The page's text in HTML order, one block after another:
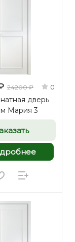
24200 ₽ 0
дверь
Мария 3